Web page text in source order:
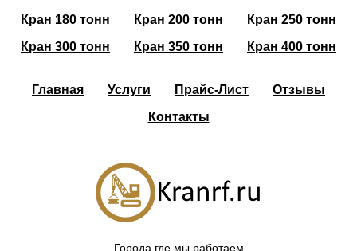
Кран 180 тонн
Кран 200 тонн
Кран 250 тонн
Кран 300 тонн
Кран 350 тонн Кран 400 тонн
Главная Услуги Прайс-Лист
Отзывы
Контакты
Города где мы работаем